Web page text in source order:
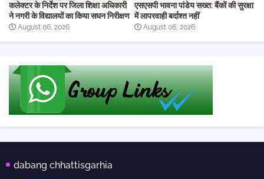
कलेक्टर के निर्देश पर जिला शिक्षा अधिकारी
ने नगरी के विद्यालयों का किया सघन निरीक्षण
August 06, 2026
एसएसपी भावना पांडेय सख्त: बैंकों की सुरक्षा
में लापरवाही बर्दाश्त नहीं
August 06, 2026
dabang chhattisgarhia